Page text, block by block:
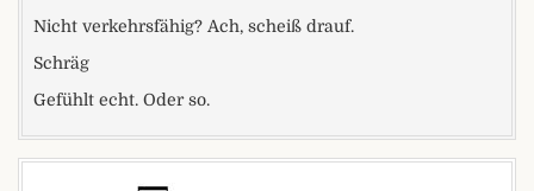
Nicht verkehrsfähig? Ach, scheiß drauf.
Schräg
Gefühlt echt. Oder so.